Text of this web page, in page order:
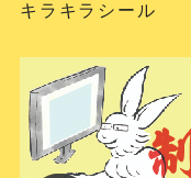
キラキラシール